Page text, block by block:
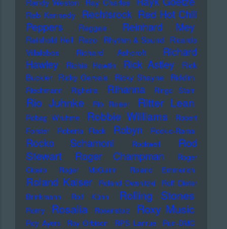
Randy Weston Ray Charles
Reb Kennedy Rechtsrock Red Hot Chili
Peppers
Reggae Reinhard Mey
Reinhold Heil Rezo Rhythm & Sound Ricardo
Villalobos
Richard Ashcroft
Richard
Hawley
Richie Hawtin Rick Astley
Rick
Buckler
Ricky Gervais Ricky Shayne Riddim
Riechmann Righeira Rihanna Ringo Starr
Rio Juhnke Rio Reiser Ritter Lean
Robag Wruhme Robbie Williams
Robert
Forster
Roberta Flack Robyn Rock-o-Rama
Rocko Schamoni Rockwell
Rod
Stewart
Roger Champman
Roger
Cicero
Roger McGuinn Roland Emmerich
Roland Kaiser Roland Owsnitzki
Rolf Dieter
Brinkmann
Rolf Kühn Rolling Stones
Romy Rosalia Rosenstolz Roxy Music
Roy Ayers Roy Orbison RPS Lanrue
Run-DMC